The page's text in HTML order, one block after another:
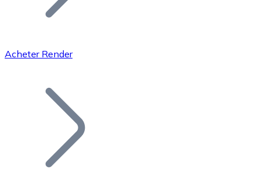
Bitcoin
Acheter Render